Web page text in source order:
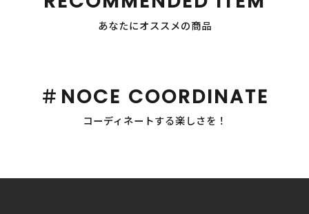
あなたにオススメの商品
＃NOCE COORDINATE
コーディネートする楽しさを！